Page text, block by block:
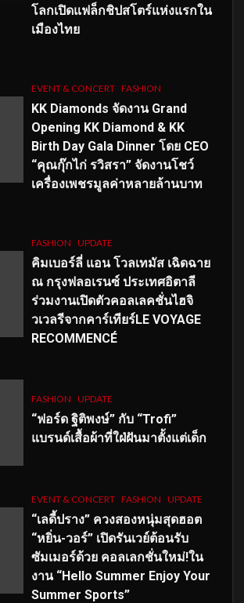
โลกเปิดแฟล็กชิปสโตร์แห่งแรกใน
เมืองไทย
EVENT & CONCERT FASHION
KK Diamonds จัดงาน Grand
Opening KK Diamond & KK
Birth Day Gala Dinner โดย CEO
“คุณกุ๊กไก่ รวิสรา” จัดงานโชว์
เครื่องเพชรมูลค่าหลายล้านบาท
FASHION UPDATE
คิมเบอร์ลี่ แอน โวลเทมัส เฉิดฉาย
ณ กรุงฟลอเรนซ์ ประเทศอิตาลี
ร่วมงานเปิดตัวคอลเลคชั่นไฮจิ
วเวลรีจากคาร์เทียร์LE VOYAGE
RECOMMENCÉ
FASHION UPDATE
“ฟอร์ด ฐิติพงษ์” กับ “Trofi”
แบรนด์เสื้อผ้าที่ใฝ่ฝันมาตั้งแต่เด็ก
EVENT & CONCERT FASHION UPDATE
“เลดี้ปราง” ควงสองหนุ่มสุดฮอต
“หยิ่น-วอร์” เปิดรันเวย์ต้อนรับ
ซัมเมอร์ด้วย คอลเลกชั่นใหม่!ใน
งาน “Hello Summer Enjoy Your
Summer Sports”